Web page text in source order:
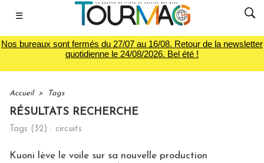
☰
Nos bureaux sont fermés du 27/07 au 16/08. Retour de la newsletter
quotidienne le 24/08/2026. Bel été !
Accueil > Tags
RÉSULTATS RECHERCHE
Tags (32) : circuits
Kuoni lève le voile sur sa nouvelle production